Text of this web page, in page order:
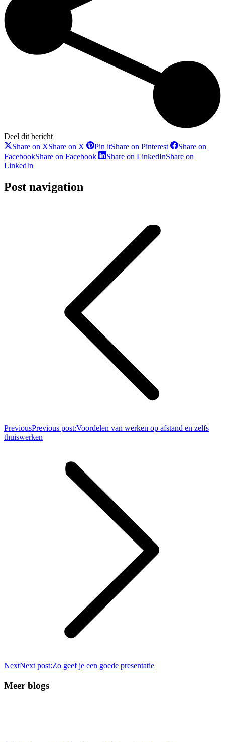
Deel dit bericht
Share on XShare on X Pin itShare on Pinterest
Share on
FacebookShare on Facebook Share on LinkedInShare on
LinkedIn
Post navigation
PreviousPrevious post:Voordelen van werken op afstand en zelfs
thuiswerken
NextNext post:Zo geef je een goede presentatie
Meer blogs